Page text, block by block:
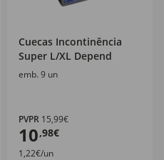
Cuecas Incontinência
Super L/XL Depend
emb. 9 un
PVPR 15,99€
10,98€
1,22€/un